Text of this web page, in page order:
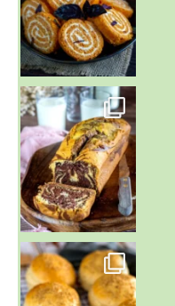
~ BUNS MAISON ~
Un peu de boulange par ici au